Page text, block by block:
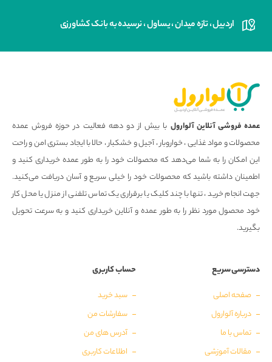
اردبیل ، تازه میدان ، یساول ، نرسیده به بانک کشاورزی
عمده فروشی آنلاین آلوارول با بیش از دو دهه فعالیت در حوزه فروش عمده
محصولات و مواد غذایی ، خواروبار ، آجیل و خشکبار ، حالا با ایجاد بستری امن و راحت
این امکان را به شما می‌دهد که محصولات خود را به طور عمده خریداری کنید و
اطمینان داشته باشید که محصولات خود را خیلی سریع و آسان دریافت می‌کنید.
جهت انجام خرید ، تنها با چند کلیک یا برقراری یک تماس تلفنی از منزل یا محل کار
خود محصول مورد نظر را به طور عمده و آنلاین خریداری کنید و به سرعت تحویل
بگیرید.
دسترسی سریع
صفحه اصلی
درباره آلوارول
تماس با ما
مقالات آموزشی
حساب کاربری
سبد خرید
سفارشات من
آدرس های من
اطلاعات کاربری